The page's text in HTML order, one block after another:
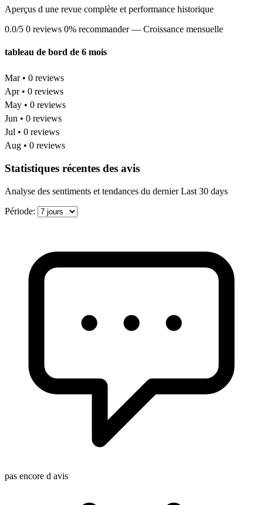
Aperçus d une revue complète et performance historique
0.0/5 0 reviews 0% recommander — Croissance mensuelle
tableau de bord de 6 mois
Mar • 0 reviews
Apr • 0 reviews
May • 0 reviews
Jun • 0 reviews
Jul • 0 reviews
Aug • 0 reviews
Statistiques récentes des avis
Analyse des sentiments et tendances du dernier Last 30 days
Période:
pas encore d avis